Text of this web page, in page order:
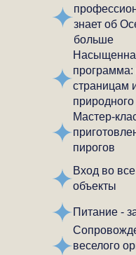
знает об
больше
программа:
страницам
Мастер-
пирогов
Вход во
объекты
Питание -
веселого